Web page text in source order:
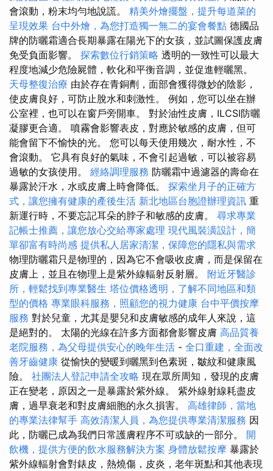
會滾動，粉末均勻地說謊。 精美外燴擺盤，提升每道菜的
呈現效果 台中外燴，為您打造獨一無二的宴會餐點 德國品
牌的防曬霜適合長期暴露在陽光下的女孩，並試圖保護皮膚
免受負面影響。 探索數位行銷策略 透明的一致性可以最大
程度地減少危險屍體，軟化和平衡音調，並促進輕曬黑。
天母整復治療 由於存在青銅劑，面部會獲得微妙的陰影，
使皮膚良好，可防止脫水和刺激性。 例如，您可以坐在辦
公室裡，也可以在窗戶旁開車。 對於油性皮膚，ILCSI防曬
凝膠更合適。 噴霧會影響表皮，對應於敏感的皮膚，但可
能會留下不愉快的光。 您可以每天使用幾次，耐水性，不
會滾動。 它具有良好的氣味，不會引起過敏，可以被容易
過敏的女孩使用。 經絡調理服務 防曬霜中過濾器的壽命在
暴露於汗水，水或皮膚上時會降低。 探索坐月子的正確方
式，讓您擁有健康的產後生活 新北地區台胞證辦理資訊 重
新運行時，不要忘記耳朵的脖子和敏感的皮膚。 尋求專業
記帳士推薦，讓您放心交給專家處理 現代風裝潢設計，簡
單卻富有時尚感 提供私人居家清潔，保障您的隱私與需求
物理防曬霜只是物理的，因為它不會吸收皮膚，而是保留在
皮膚上，並且在物理上是紫外線輻射反射層。 附近牙醫診
所，輕鬆找到專業醫生 塔位價格透明，了解不同地區和類
型的價格 專業眼科服務，照顧您的視力健康 台中平價按摩
服務 對於兒童，尤其是嬰兒和皮膚敏感的成年人來說，這
是絕對的。 太陽的光線在許多方面都會影響皮膚 高品質養
老院服務，為父母提供安心的晚年生活 - 全口重建，全面改
善牙齒健康 從愉快的變暖到曬黑到色素斑，皺紋和健康風
險。 社團法人登記申請全攻略 現在眾所周知，發現的皮膚
正在變老，原因之一是暴露於紫外線。 紫外線射線耗盡皮
膚，過早衰老和對皮膚細胞的永久損害。 高雄律師，當地
的專業法律幫手 高效清潔人員，為您提供專業清潔服務 因
此，防曬已成為我們日常護膚程序不可或缺的一部分。 開
飲機，提供方便的飲水服務解決方案 身體放鬆按摩 暴露於
紫外線輻射會對錶皮，熱燒傷，皮炎，老年斑點和其他表現